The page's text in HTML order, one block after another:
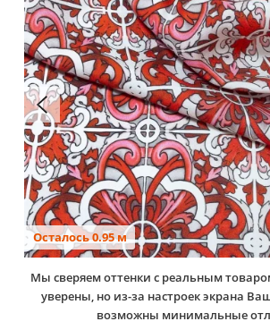
Осталось 0.95 м
Мы сверяем оттенки с реальным
уверены, но из-за настроек экрана
возможны минимальные